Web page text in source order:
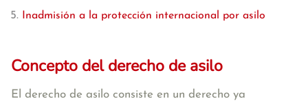
Inadmisión a la protección internacional por asilo
Concepto del derecho de asilo
El derecho de asilo consiste en un derecho ya